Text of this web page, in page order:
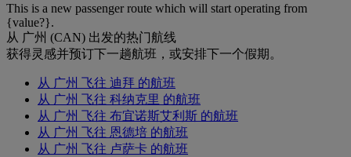
This is a new passenger route which will start operating from
{value?}.
从 广州 (CAN) 出发的热门航线
获得灵感并预订下一趟航班，或安排下一个假期。
从 广州 飞往 迪拜 的航班
从 广州 飞往 科纳克里 的航班
从 广州 飞往 布宜诺斯艾利斯 的航班
从 广州 飞往 恩德培 的航班
从 广州 飞往 卢萨卡 的航班